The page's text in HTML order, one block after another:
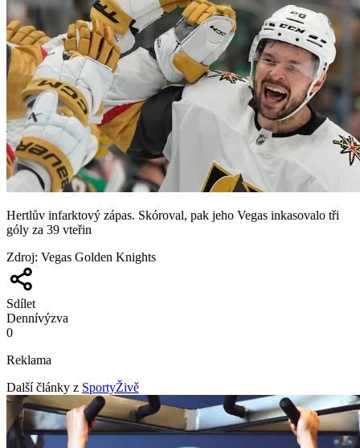
Hertlův infarktový zápas. Skóroval, pak jeho Vegas inkasovalo tři
góly za 39 vteřin
Zdroj: Vegas Golden Knights
Sdílet
Dennívýzva
0
Reklama
Další články z SportyŽivě